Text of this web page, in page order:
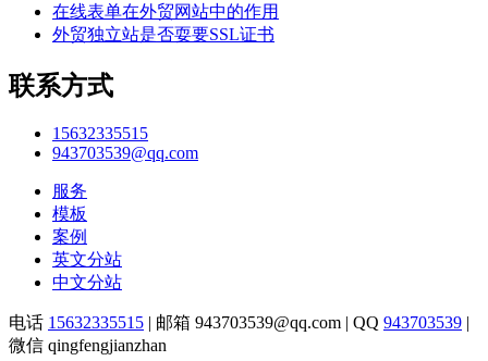
在线表单在外贸网站中的作用
外贸独立站是否耍要SSL证书
联系方式
15632335515
943703539@qq.com
服务
模板
案例
英文分站
中文分站
电话 15632335515 邮箱 943703539@qq.com | QQ 943703539
微信 qingfengjianzhan